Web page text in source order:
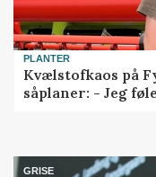
PLANTER
Kvælstofkaos på
såplaner: - Jeg
GRISE